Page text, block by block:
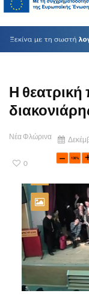
Η
Νέα Φλώρινα
0